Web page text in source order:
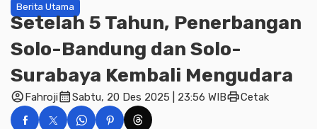
Berita Utama
Setelah 5 Tahun, Penerbangan
Solo-Bandung dan Solo-
Surabaya Kembali Mengudara
account_circleFahrojicalendar_monthSabtu, 20 Des 2025 | 23:56 WIBprintCetak